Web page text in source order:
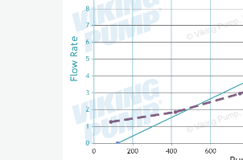
Custom
Image